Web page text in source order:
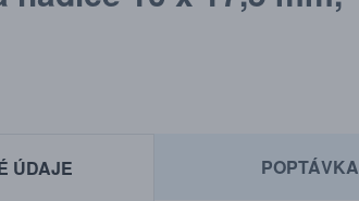
ÚDAJE POPTÁVKA